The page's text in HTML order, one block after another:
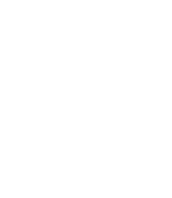
ŠVESTKOVÁ CHILLI